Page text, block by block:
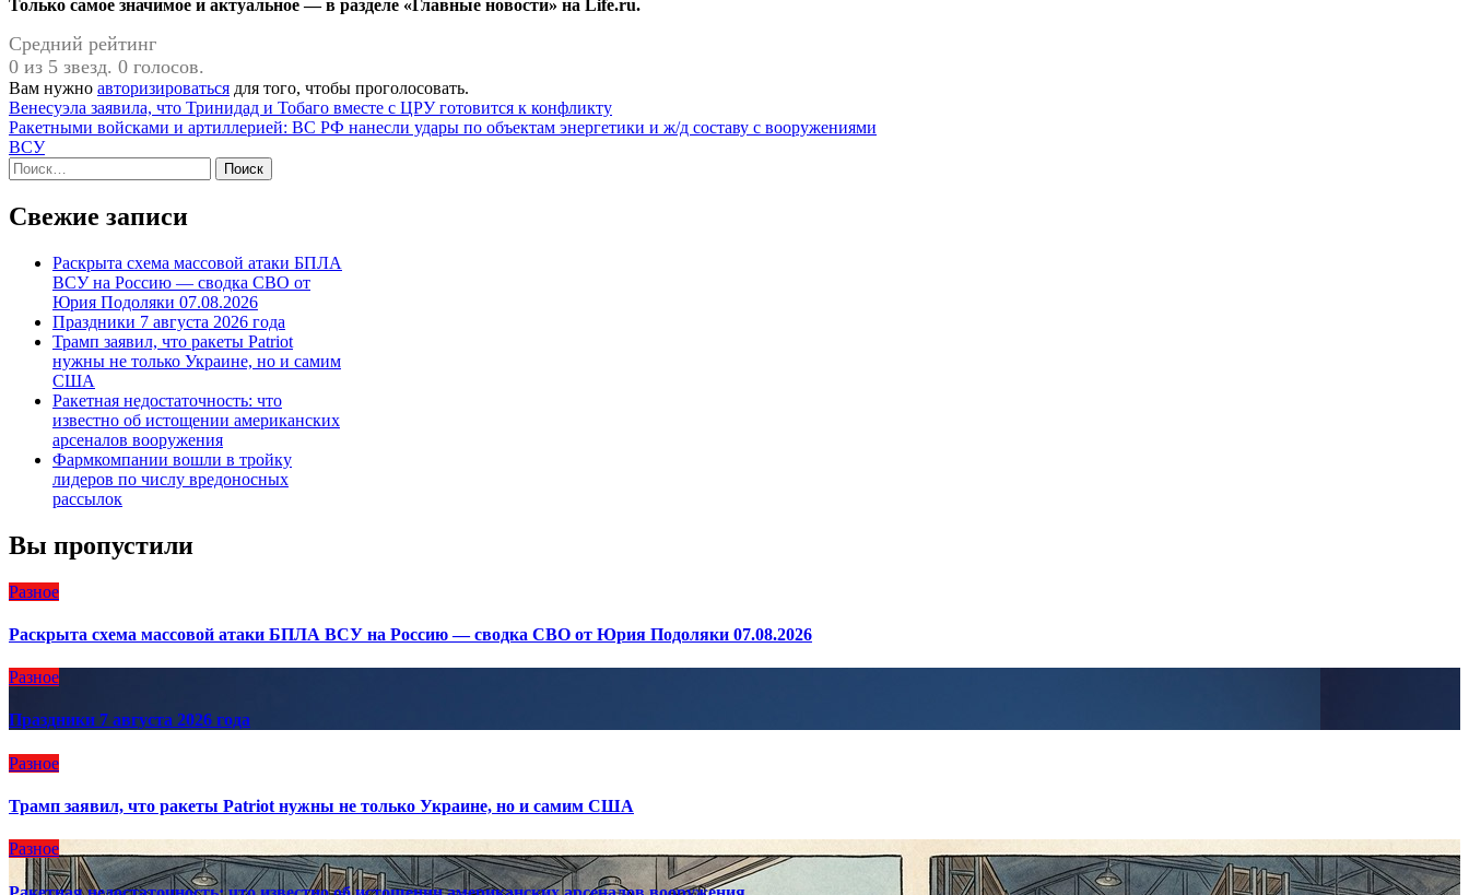
Только самое значимое и актуальное — в разделе «Главные новости» на Life.ru.
Средний рейтинг
0 из 5 звезд. 0 голосов.
Вам нужно авторизироваться для того, чтобы проголосовать.
Навигация
по
записям
Венесуэла заявила, что Тринидад и Тобаго вместе с ЦРУ готовится к конфликту
Ракетными войсками и артиллерией: ВС РФ нанесли удары по объектам энергетики и ж/д составу с вооружениями
ВСУ
Найти:
Свежие записи
Раскрыта схема массовой атаки БПЛА
ВСУ на Россию — сводка СВО от
Юрия Подоляки 07.08.2026
Праздники 7 августа 2026 года
Трамп заявил, что ракеты Patriot
нужны не только Украине, но и самим
США
Ракетная недостаточность: что
известно об истощении американских
арсеналов вооружения
Фармкомпании вошли в тройку
лидеров по числу вредоносных
рассылок
Вы пропустили
Разное
Раскрыта схема массовой атаки БПЛА ВСУ на Россию — сводка СВО от Юрия Подоляки 07.08.2026
Разное
Праздники 7 августа 2026 года
Разное
Трамп заявил, что ракеты Patriot нужны не только Украине, но и самим США
Разное